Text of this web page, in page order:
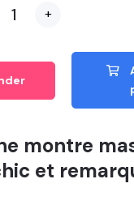
+
montre
et